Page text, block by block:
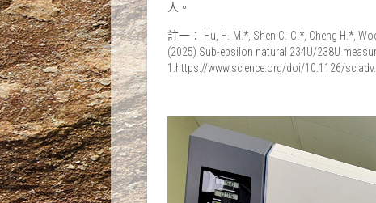
人。
註一： Hu, H.-M.*, Shen C.-C.*, Cheng H.*,
(2025) Sub-epsilon natural 234U/238U
1.https://www.science.org/doi/10.1126/